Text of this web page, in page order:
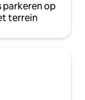
parkeren op
terrein